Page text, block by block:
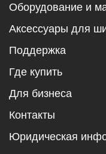
Оборудование и
Аксессуары для
Поддержка
Где купить
Для бизнеса
Контакты
Юридическая